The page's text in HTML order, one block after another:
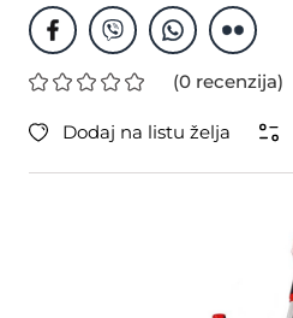
(0 recenzija)
Dodaj na listu želja